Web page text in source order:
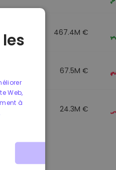
3.5B € 467.4M €
67.5M €
24.3M €
Web,
à